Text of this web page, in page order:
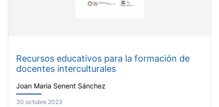
Recursos educativos para la formación de
docentes interculturales
Joan Maria Senent Sánchez
30 octubre 2023